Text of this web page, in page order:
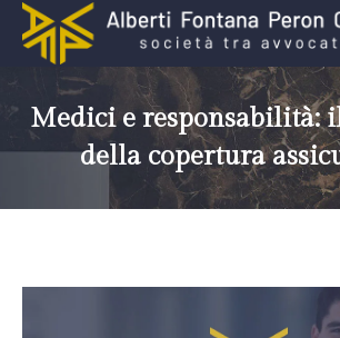
Medici e responsabilità:
della copertura